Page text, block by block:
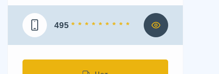
495 * * * * * * * * *